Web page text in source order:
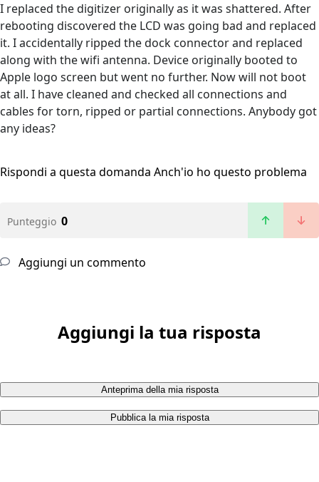
I replaced the digitizer originally as it was shattered. After
rebooting discovered the LCD was going bad and replaced
it. I accidentally ripped the dock connector and replaced
along with the wifi antenna. Device originally booted to
Apple logo screen but went no further. Now will not boot
at all. I have cleaned and checked all connections and
cables for torn, ripped or partial connections. Anybody got
any ideas?
Rispondi a questa domanda Anch'io ho questo problema
Punteggio 0
Aggiungi un commento
Aggiungi la tua risposta
Anteprima della mia risposta
Pubblica la mia risposta